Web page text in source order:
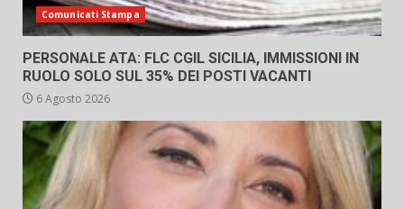
Comunicati Stampa
PERSONALE ATA: FLC CGIL SICILIA, IMMISSIONI IN
RUOLO SOLO SUL 35% DEI POSTI VACANTI
6 Agosto 2026